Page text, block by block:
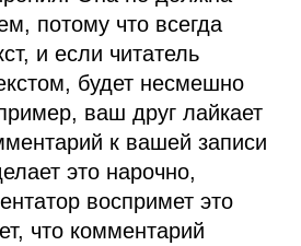
потому что всегда
и если читатель
будет несмешно
ваш друг лайкает
к вашей записи
это нарочно,
воспримет это
что комментарий